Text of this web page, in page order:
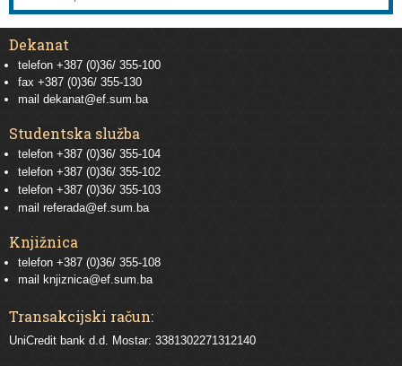
Dekanat
telefon +387 (0)36/ 355-100
fax +387 (0)36/ 355-130
mail dekanat@ef.sum.ba
Studentska služba
telefon +387 (0)36/ 355-104
telefon +387 (0)36/ 355-102
telefon +387 (0)36/ 355-103
mail referada@ef.sum.ba
Knjižnica
telefon +387 (0)36/ 355-108
mail
knjiznica@ef.sum.ba
Transakcijski račun:
UniCredit bank d.d. Mostar: 3381302271312140